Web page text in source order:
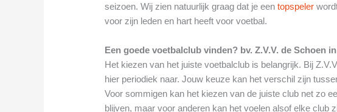
seizoen. Wij zien natuurlijk graag dat je eentopspeler
voor zijn leden en hart heeft voor voetbal.
Een goede voetbalclub vinden? bv. Z.V.V. de Schoen
Het kiezen van het juiste voetbalclub is belangrijk. Bij
hier periodiek naar. Jouw keuze kan het verschil zijn
Voor sommigen kan het kiezen van de juiste club net zo
blijven, maar voor anderen kan het voelen alsof elke club